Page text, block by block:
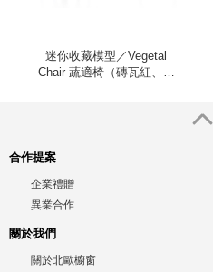
迷你收藏模型／Vegetal
Chair 蔬適椅（磚瓦紅、三
合作提案
企業禮贈
異業合作
關於我們
關於北歐櫥窗